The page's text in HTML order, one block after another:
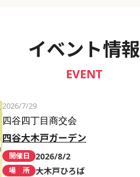
イベント情報
EVENT
2026/7/29
四谷四丁目商交会
四谷大木戸ガーデン
開催日 2026/8/2
場 所 大木戸ひろば